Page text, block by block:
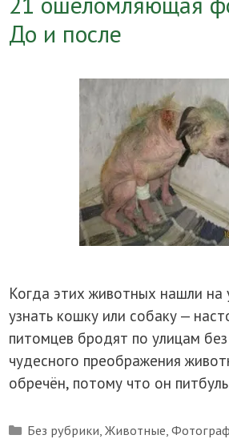
До и после
Когда этих животных нашли
узнать кошку или собаку —
питомцев бродят по улицам
чудесного преображения
обречён, потому что он
Рубрики
Без рубрики Животные